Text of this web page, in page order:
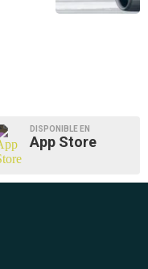
DISPONIBLE EN
App Store